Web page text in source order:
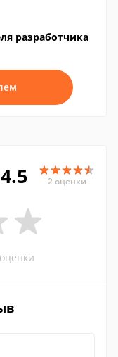
разработчика
4.5 2 оценки